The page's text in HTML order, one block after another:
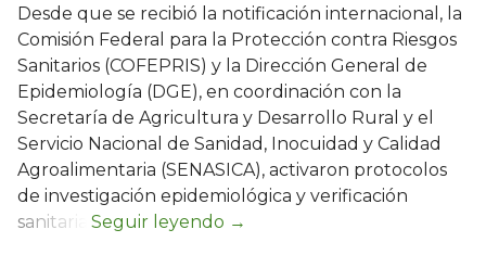
Desde que se recibió la notificación internacional, la
Comisión Federal para la Protección contra Riesgos
Sanitarios (COFEPRIS) y la Dirección General de
Epidemiología (DGE), en coordinación con la
Secretaría de Agricultura y Desarrollo Rural y el
Servicio Nacional de Sanidad, Inocuidad y Calidad
Agroalimentaria (SENASICA), activaron protocolos
de investigación epidemiológica y verificación
sanitaria.